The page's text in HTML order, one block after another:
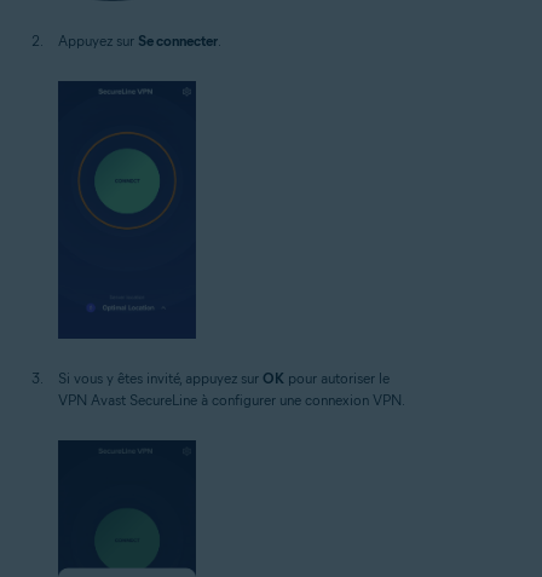
Appuyez sur Se connecter.
Si vous y êtes invité, appuyez sur OK pour autoriser le
VPN Avast SecureLine à configurer une connexion VPN.